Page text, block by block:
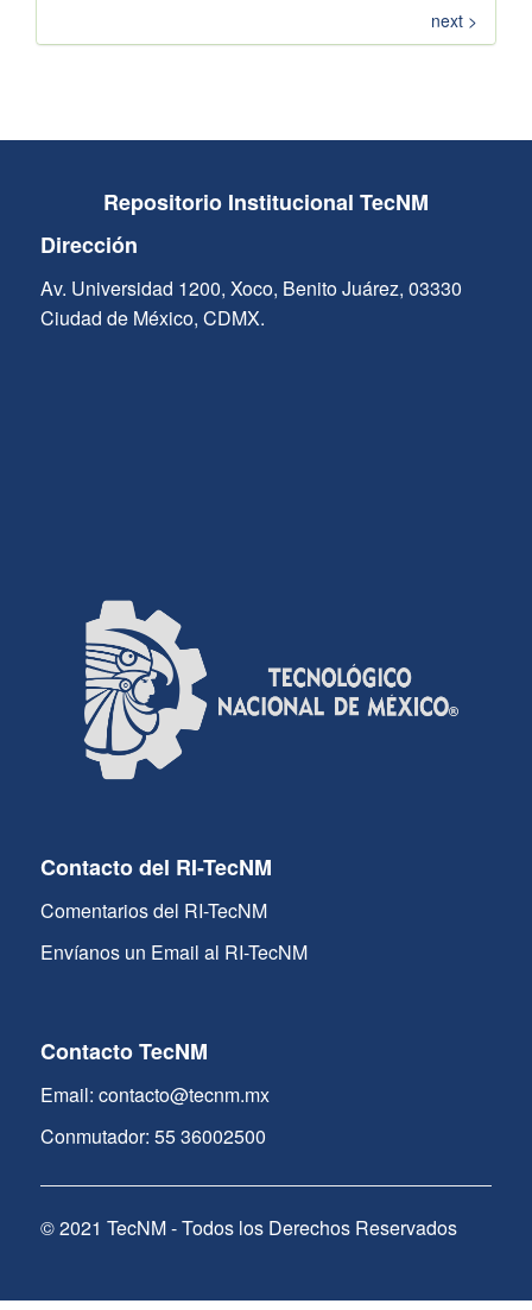
next >
Repositorio Institucional TecNM
Dirección
Av. Universidad 1200, Xoco, Benito Juárez, 03330
Ciudad de México, CDMX.
Contacto del RI-TecNM
Comentarios del RI-TecNM
Envíanos un Email al RI-TecNM
Contacto TecNM
Email: contacto@tecnm.mx
Conmutador: 55 36002500
© 2021 TecNM - Todos los Derechos Reservados